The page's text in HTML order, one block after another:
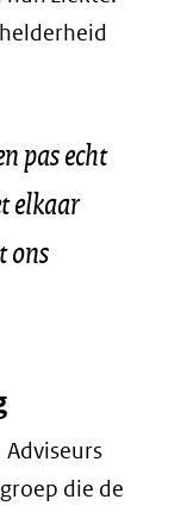
pas echt
elkaar
ons
Adviseurs
die de